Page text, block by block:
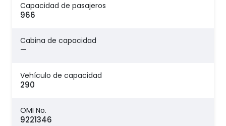
Capacidad de pasajeros
966
Cabina de capacidad
—
Vehículo de capacidad
290
OMI No.
9221346